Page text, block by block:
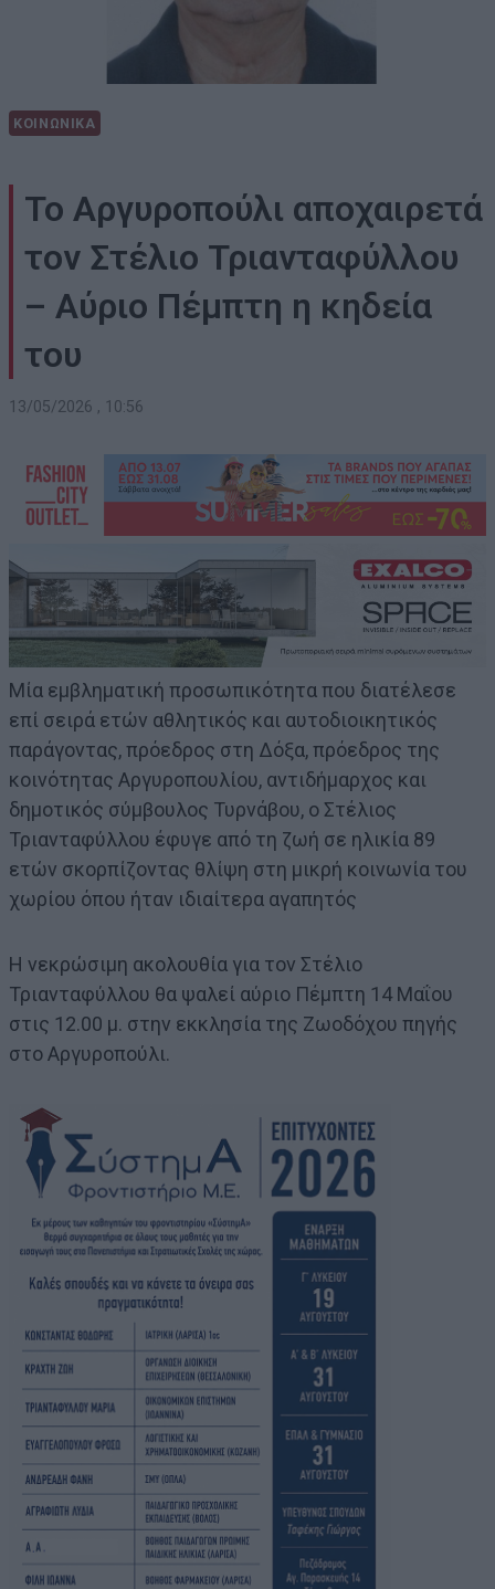
ΚΟΙΝΩΝΙΚΑ
Το Αργυροπούλι αποχαιρετά
τον Στέλιο Τριανταφύλλου
– Αύριο Πέμπτη η κηδεία
του
13/05/2026 , 10:56
Μία εμβληματική προσωπικότητα που διατέλεσε
επί σειρά ετών αθλητικός και αυτοδιοικητικός
παράγοντας, πρόεδρος στη Δόξα, πρόεδρος της
κοινότητας Αργυροπουλίου, αντιδήμαρχος και
δημοτικός σύμβουλος Τυρνάβου, ο Στέλιος
Τριανταφύλλου έφυγε από τη ζωή σε ηλικία 89
ετών σκορπίζοντας θλίψη στη μικρή κοινωνία του
χωρίου όπου ήταν ιδιαίτερα αγαπητός
Η νεκρώσιμη ακολουθία για τον Στέλιο
Τριανταφύλλου θα ψαλεί αύριο Πέμπτη 14 Μαΐου
στις 12.00 μ. στην εκκλησία της Ζωοδόχου πηγής
στο Αργυροπούλι.